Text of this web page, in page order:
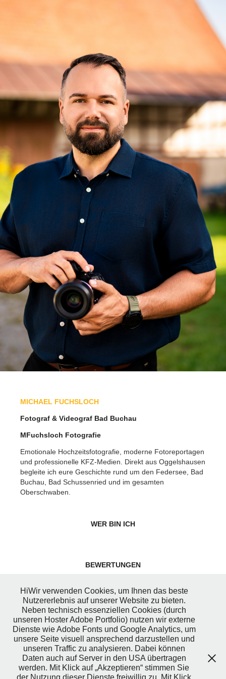
MICHAEL FUCHSLOCH
Fotograf & Videograf Bad Buchau
MFuchsloch Fotografie
Emotionale Hochzeitsfotografie, moderne Fotoreportagen
und professionelle KFZ-Medien. Direkt aus Oggelshausen
begleite ich eure Geschichte rund um den Federsee, Bad
Buchau, Bad Schussenried und im gesamten
Oberschwaben.
WER BIN ICH
BEWERTUNGEN
HOCHZEITSREPORTAGEN
BUSINESSFOTOGRAFIE
HiWir verwenden Cookies, um Ihnen das beste
Nutzererlebnis auf unserer Website zu bieten.
Neben technisch essenziellen Cookies (durch
unseren Hoster Adobe Portfolio) nutzen wir externe
Dienste wie Adobe Fonts und Google Analytics, um
unsere Seite visuell ansprechend darzustellen und
unseren Traffic zu analysieren. Dabei können
Daten auch auf Server in den USA übertragen
werden. Mit Klick auf „Akzeptieren“ stimmen Sie
der Nutzung dieser Dienste freiwillig zu. Mit Klick